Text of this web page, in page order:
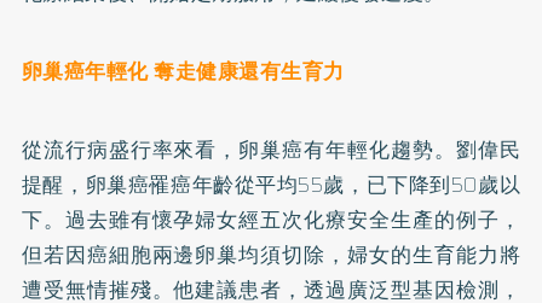
卵巢癌年輕化 奪走健康還有生育力
從流行病盛行率來看，卵巢癌有年輕化趨勢。劉偉民
提醒，卵巢癌罹癌年齡從平均55歲，已下降到50歲以
下。過去雖有懷孕婦女經五次化療安全生產的例子，
但若因癌細胞兩邊卵巢均須切除，婦女的生育能力將
遭受無情摧殘。他建議患者，透過廣泛型基因檢測，